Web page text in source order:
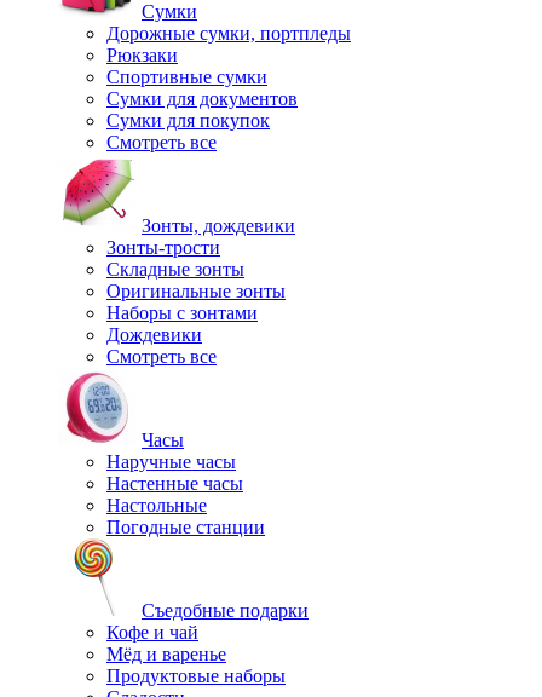
Сумки
Дорожные сумки, портпледы
Рюкзаки
Спортивные сумки
Сумки для документов
Сумки для покупок
Смотреть все
Зонты, дождевики
Зонты-трости
Складные зонты
Оригинальные зонты
Наборы с зонтами
Дождевики
Смотреть все
Часы
Наручные часы
Настенные часы
Настольные
Погодные станции
Съедобные подарки
Кофе и чай
Мёд и варенье
Продуктовые наборы